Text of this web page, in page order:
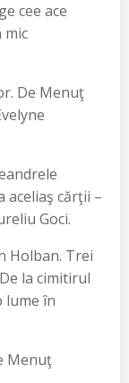
cee ace
mic
De Menuţ
aceliaş cărţii –
Goci.
Holban. Trei
la cimitirul
lume în
Menuţ